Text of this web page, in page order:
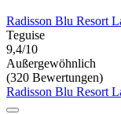
Radisson Blu Resort
Teguise
9,4/10
Außergewöhnlich
(320 Bewertungen)
Radisson Blu Resort